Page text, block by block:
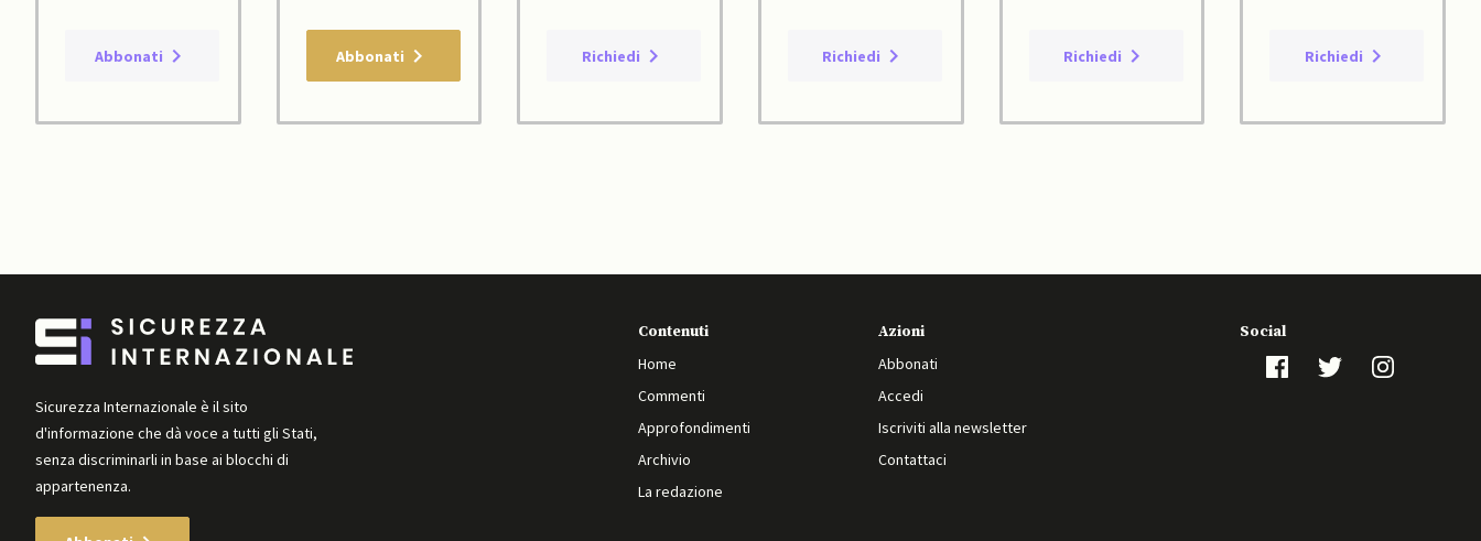
Abbonati Abbonati Richiedi Richiedi Richiedi Richiedi
Sicurezza Internazionale è il sito
d'informazione che dà voce a tutti gli Stati,
senza discriminarli in base ai blocchi di
appartenenza.
Contenuti
Home
Commenti
Approfondimenti
Archivio
La redazione
Azioni
Abbonati
Accedi
Iscriviti alla newsletter
Contattaci
Social